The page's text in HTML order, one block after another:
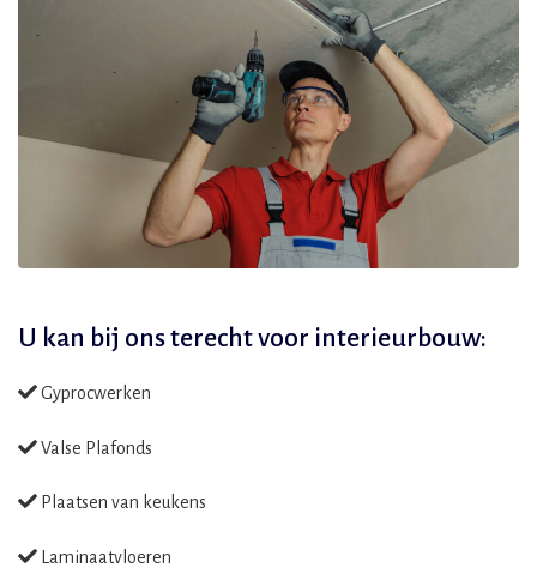
U kan bij ons terecht voor interieurbouw:
Gyprocwerken
Valse Plafonds
Plaatsen van keukens
Laminaatvloeren